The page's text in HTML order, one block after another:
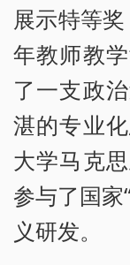
展示特等
年教师教
了一支政
湛的专业
大学马克
参与了国家
义研发。